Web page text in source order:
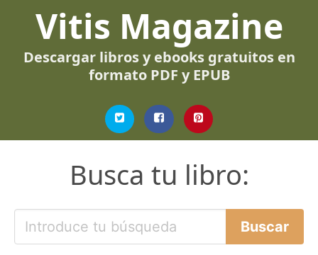
Vitis Magazine
Descargar libros y ebooks gratuitos en
formato PDF y EPUB
Busca tu libro: